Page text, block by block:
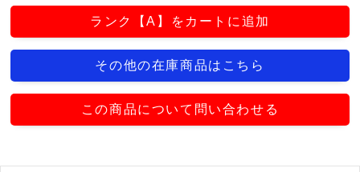
ランク【A】をカートに追加
その他の在庫商品はこちら
この商品について問い合わせる